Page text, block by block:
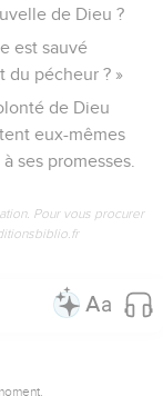
de Dieu ?
est sauvé
du pécheur ? »
de Dieu
eux-mêmes
ses promesses.
Pour vous procurer